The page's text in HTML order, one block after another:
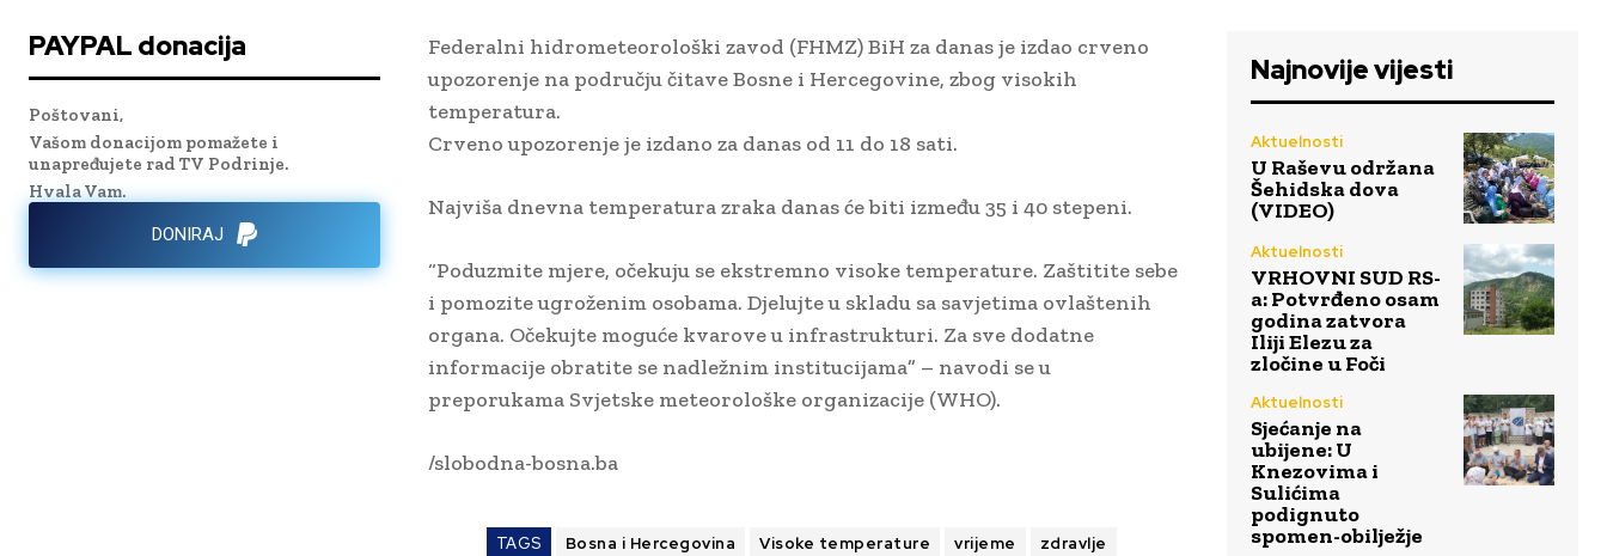
PAYPAL donacija
Poštovani,
Vašom donacijom pomažete i
unapređujete rad TV Podrinje.
Hvala Vam.
DONIRAJ
Federalni hidrometeorološki zavod (FHMZ) BiH za danas je izdao crveno
upozorenje na području čitave Bosne i Hercegovine, zbog visokih
temperatura.
Crveno upozorenje je izdano za danas od 11 do 18 sati.
Najviša dnevna temperatura zraka danas će biti između 35 i 40 stepeni.
“Poduzmite mjere, očekuju se ekstremno visoke temperature. Zaštitite sebe
i pomozite ugroženim osobama. Djelujte u skladu sa savjetima ovlaštenih
organa. Očekujte moguće kvarove u infrastrukturi. Za sve dodatne
informacije obratite se nadležnim institucijama” – navodi se u
preporukama Svjetske meteorološke organizacije (WHO).
/slobodna-bosna.ba
TAGS Bosna i Hercegovina Visoke temperature vrijeme zdravlje
Najnovije vijesti
Aktuelnosti
U Raševu održana
Šehidska dova
(VIDEO)
Aktuelnosti
VRHOVNI SUD RS-
a: Potvrđeno osam
godina zatvora
Iliji Elezu za
zločine u Foči
Aktuelnosti
Sjećanje na
ubijene: U
Knezovima i
Sulićima
podignuto
spomen-obilježje